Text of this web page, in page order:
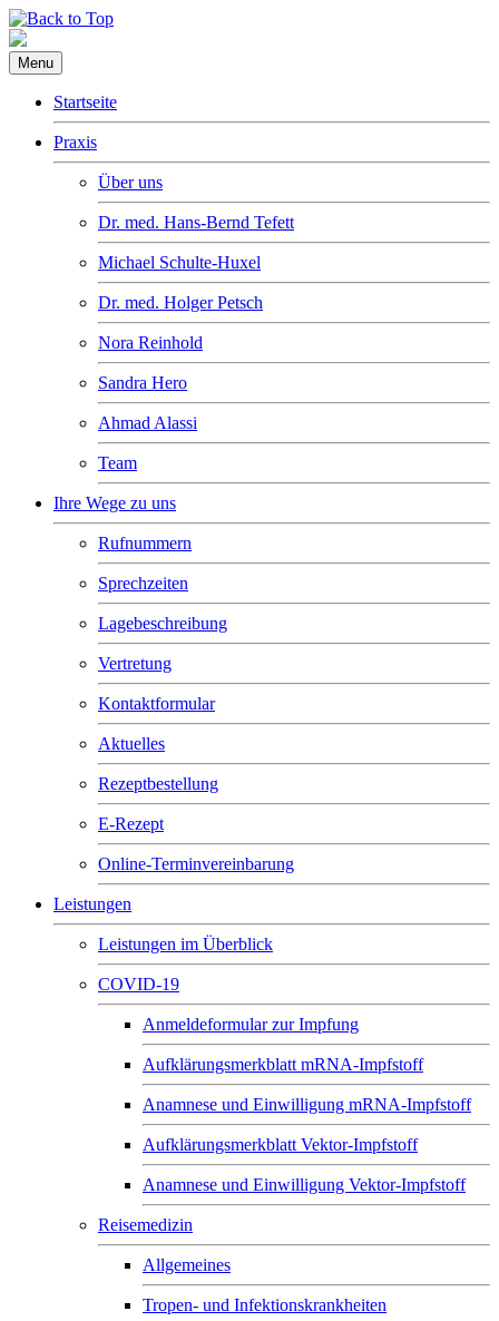
Menu
Startseite
Praxis
Über uns
Dr. med. Hans-Bernd Tefett
Michael Schulte-Huxel
Dr. med. Holger Petsch
Nora Reinhold
Sandra Hero
Ahmad Alassi
Team
Ihre Wege zu uns
Rufnummern
Sprechzeiten
Lagebeschreibung
Vertretung
Kontaktformular
Aktuelles
Rezeptbestellung
E-Rezept
Online-Terminvereinbarung
Leistungen
Leistungen im Überblick
COVID-19
Anmeldeformular zur Impfung
Aufklärungsmerkblatt mRNA-Impfstoff
Anamnese und Einwilligung mRNA-Impfstoff
Aufklärungsmerkblatt Vektor-Impfstoff
Anamnese und Einwilligung Vektor-Impfstoff
Reisemedizin
Allgemeines
Tropen- und Infektionskrankheiten